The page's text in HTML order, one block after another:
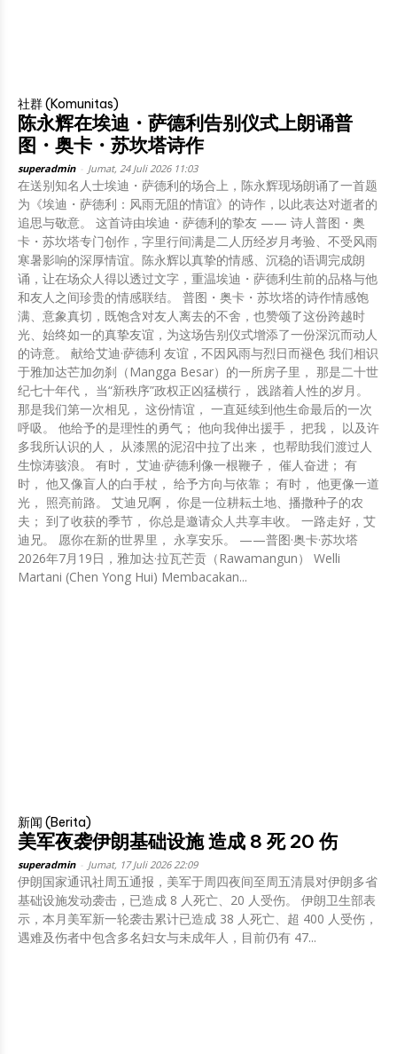
社群 (Komunitas)
陈永辉在埃迪・萨德利告别仪式上朗诵普
图・奥卡・苏坎塔诗作
superadmin Jumat, 24 Juli 2026 11:03
在送别知名人士埃迪・萨德利的场合上，陈永辉现场朗诵了一首题
为《埃迪・萨德利：风雨无阻的情谊》的诗作，以此表达对逝者的
追思与敬意。 这首诗由埃迪・萨德利的挚友 —— 诗人普图・奥
卡・苏坎塔专门创作，字里行间满是二人历经岁月考验、不受风雨
寒暑影响的深厚情谊。陈永辉以真挚的情感、沉稳的语调完成朗
诵，让在场众人得以透过文字，重温埃迪・萨德利生前的品格与他
和友人之间珍贵的情感联结。 普图・奥卡・苏坎塔的诗作情感饱
满、意象真切，既饱含对友人离去的不舍，也赞颂了这份跨越时
光、始终如一的真挚友谊，为这场告别仪式增添了一份深沉而动人
的诗意。 献给艾迪·萨德利 友谊，不因风雨与烈日而褪色 我们相识
于雅加达芒加勿刹（Mangga Besar）的一所房子里， 那是二十世
纪七十年代， 当“新秩序”政权正凶猛横行， 践踏着人性的岁月。
那是我们第一次相见， 这份情谊， 一直延续到他生命最后的一次
呼吸。 他给予的是理性的勇气； 他向我伸出援手， 把我， 以及许
多我所认识的人， 从漆黑的泥沼中拉了出来， 也帮助我们渡过人
生惊涛骇浪。 有时， 艾迪·萨德利像一根鞭子， 催人奋进； 有
时， 他又像盲人的白手杖， 给予方向与依靠； 有时， 他更像一道
光， 照亮前路。 艾迪兄啊， 你是一位耕耘土地、播撒种子的农
夫； 到了收获的季节， 你总是邀请众人共享丰收。 一路走好，艾
迪兄。 愿你在新的世界里， 永享安乐。 ——普图·奥卡·苏坎塔
2026年7月19日，雅加达·拉瓦芒贡（Rawamangun） Welli
Martani (Chen Yong Hui) Membacakan...
新闻 (Berita)
美军夜袭伊朗基础设施 造成 8 死 20 伤
superadmin Jumat, 17 Juli 2026 22:09
伊朗国家通讯社周五通报，美军于周四夜间至周五清晨对伊朗多省
基础设施发动袭击，已造成 8 人死亡、20 人受伤。 伊朗卫生部表
示，本月美军新一轮袭击累计已造成 38 人死亡、超 400 人受伤，
遇难及伤者中包含多名妇女与未成年人，目前仍有 47...